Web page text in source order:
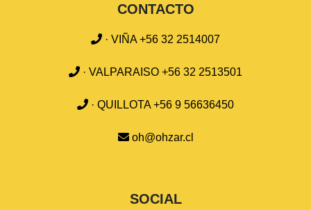
CONTACTO
· VIÑA +56 32 2514007
· VALPARAISO +56 32 2513501
· QUILLOTA +56 9 56636450
oh@ohzar.cl
SOCIAL